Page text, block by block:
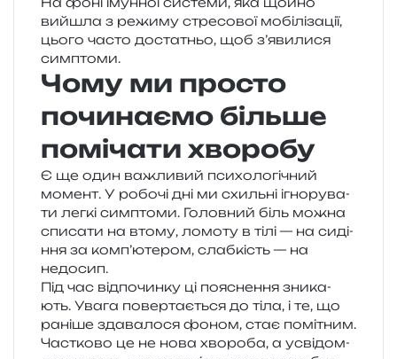
вийшла з режи­му стре­со­вої мобі­лі­за­ції,
цього часто доста­тньо, щоб з’явилися
симптоми.
Чому ми просто
починаємо більше
помічати хворобу
Є ще один важли­вий пси­хо­ло­гі­чний
момент. У робо­чі дні ми схиль­ні ігно­ру­ва­
ти легкі сим­пто­ми. Головний біль можна
спи­са­ти на втому, ломо­ту в тілі — на сиді­
н­ня за комп’ютером, слаб­кість — на
недосип.
Під час від­по­чин­ку ці поясне­н­ня зни­ка­
ють. Увага повер­та­є­ться до тіла, і те, що
рані­ше зда­ва­ло­ся фоном, стає помі­тним.
Частково це не нова хво­ро­ба, а усві­дом­